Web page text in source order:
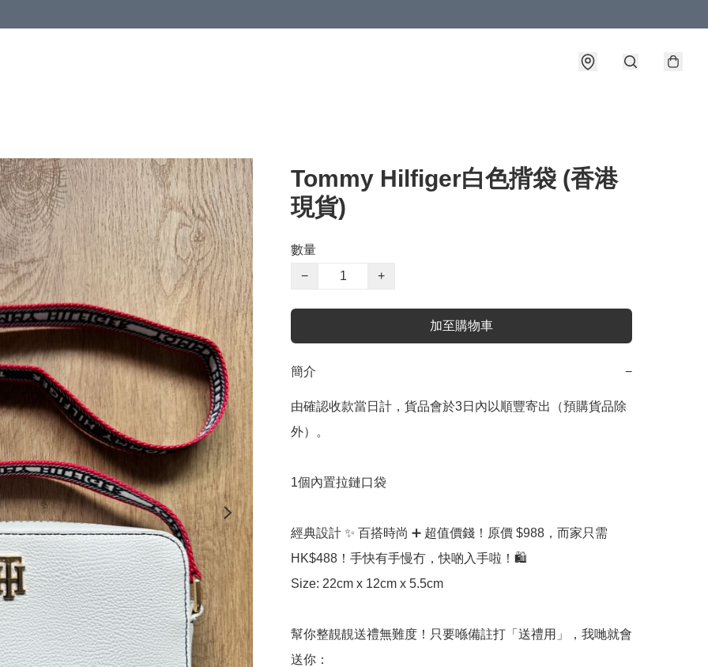
Tommy Hilfiger白色揹袋 (香港
現貨)
數量
−
+
加至購物車
簡介 −
由確認收款當日計，貨品會於3日內以順豐寄出（預購貨品除
外）。
1個內置拉鏈口袋
經典設計 ✨ 百搭時尚 ➕ 超值價錢！原價 $988，而家只需
HK$488！手快有手慢冇，快啲入手啦！🛍️
Size: 22cm x 12cm x 5.5cm
幫你整靚靚送禮無難度！只要喺備註打「送禮用」，我哋就會
送你：